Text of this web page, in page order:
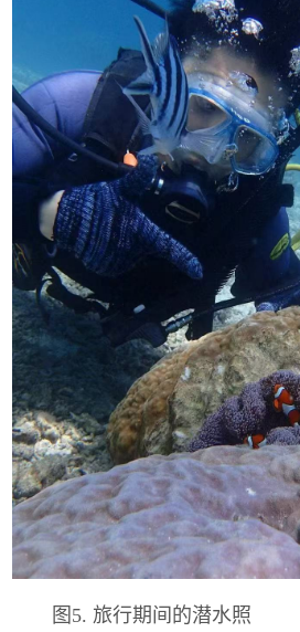
图5. 旅行期间的潜水照